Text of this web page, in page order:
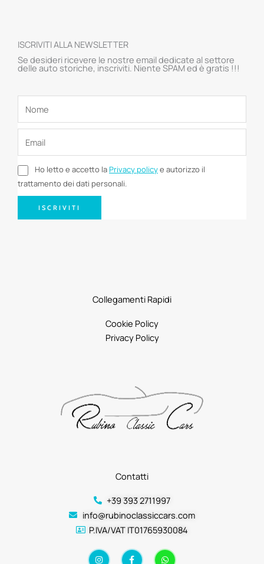
ISCRIVITI ALLA NEWSLETTER
Se desideri ricevere le nostre email dedicate al settore
delle auto storiche, inscriviti. Niente SPAM ed è gratis !!!
Ho letto e accetto laPrivacy policye autorizzo il
trattamento dei dati personali.
ISCRIVITI
Contatti
+39 393 2711997
info@rubinoclassiccars.com
P.IVA/VAT IT01765930084
I
n
F
a
W
h
Collegamenti Rapidi
Cookie Policy
Privacy Policy